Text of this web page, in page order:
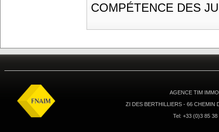
COMPÉTENCE DES
AGENCE TIM
ZI DES BERTHILLIERS - 66 CHEMIN
Tel: +33 (0)3 85